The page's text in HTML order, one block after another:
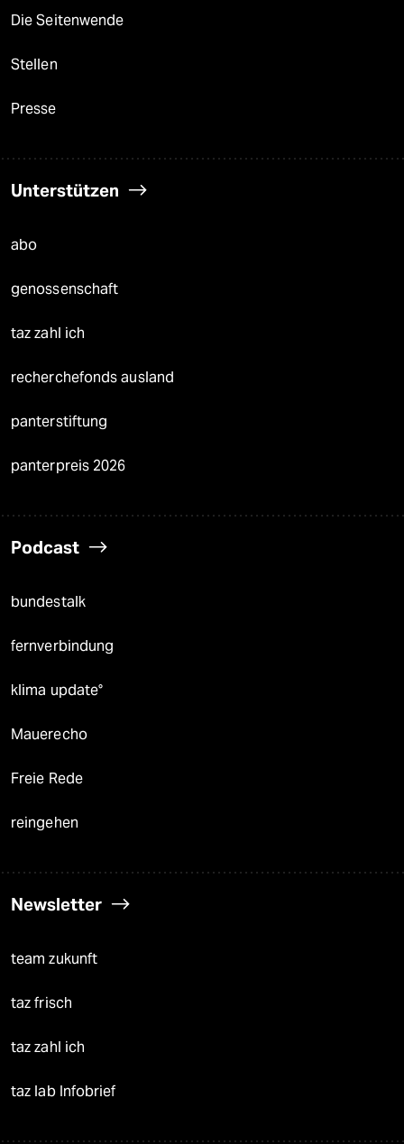
Die Seitenwende
Stellen
Presse
Unterstützen
abo
genossenschaft
taz zahl ich
recherchefonds ausland
panterstiftung
panterpreis 2026
Podcast
bundestalk
fernverbindung
klima update°
Mauerecho
Freie Rede
reingehen
Newsletter
team zukunft
taz frisch
taz zahl ich
taz lab Infobrief